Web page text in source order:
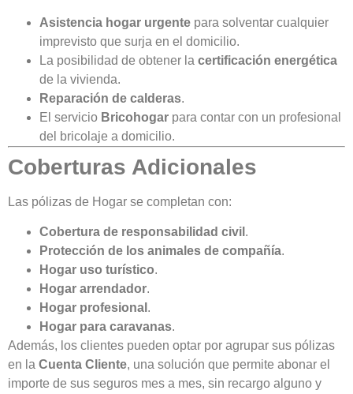
Asistencia hogar urgente para solventar cualquier
imprevisto que surja en el domicilio.
La posibilidad de obtener la certificación energética
de la vivienda.
Reparación de calderas.
El servicio Bricohogar para contar con un profesional
del bricolaje a domicilio.
Coberturas Adicionales
Las pólizas de Hogar se completan con:
Cobertura de responsabilidad civil .
Protección de los animales de compañía.
Hogar uso turístico.
Hogar arrendador.
Hogar profesional .
Hogar para caravanas.
Además, los clientes pueden optar por agrupar sus pólizas
en la Cuenta Cliente, una solución que permite abonar el
importe de sus seguros mes a mes, sin recargo alguno y